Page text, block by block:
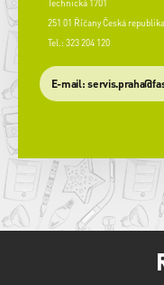
Technická 1701
251 01 Říčany Česká republika
Tel.: 323 204 120
​E-mail: